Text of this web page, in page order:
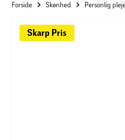
Forside Skønhed Personlig
Skarp Pris